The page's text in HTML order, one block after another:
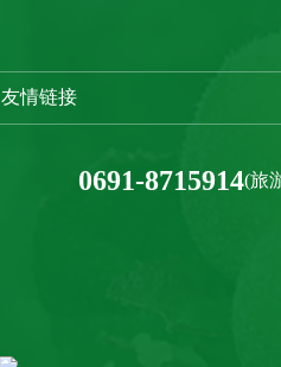
友情链接
0691-8715914(旅